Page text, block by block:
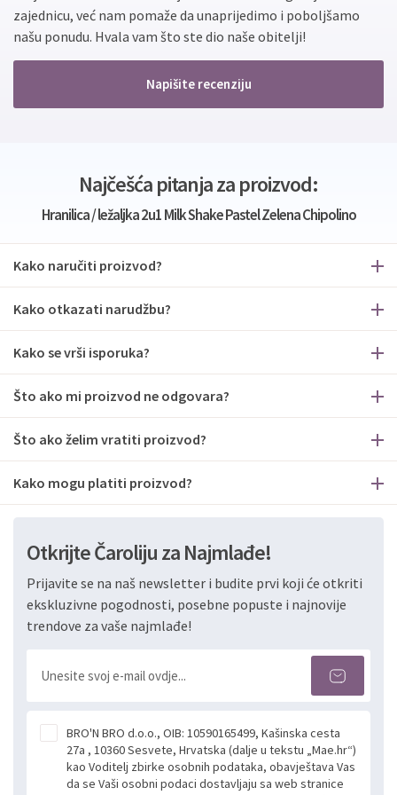
zajednicu, već nam pomaže da unaprijedimo i poboljšamo
našu ponudu. Hvala vam što ste dio naše obitelji!
Napišite recenziju
Najčešća pitanja za proizvod:
Hranilica / ležaljka 2u1 Milk Shake Pastel Zelena Chipolino
Kako naručiti proizvod?
Kako otkazati narudžbu?
Kako se vrši isporuka?
Što ako mi proizvod ne odgovara?
Što ako želim vratiti proizvod?
Kako mogu platiti proizvod?
Otkrijte Čaroliju za Najmlađe!
Prijavite se na naš newsletter i budite prvi koji će otkriti
ekskluzivne pogodnosti, posebne popuste i najnovije
trendove za vaše najmlađe!
BRO'N BRO d.o.o., OIB: 10590165499, Kašinska cesta
27a , 10360 Sesvete, Hrvatska (dalje u tekstu „Mae.hr“)
kao Voditelj zbirke osobnih podataka, obavještava Vas
da se Vaši osobni podaci dostavljaju sa web stranice